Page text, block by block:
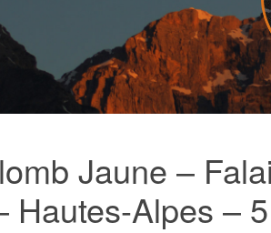
Jaune –
Hautes-Alpes –